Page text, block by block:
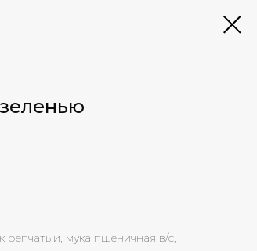
репчатый, мука пшеничная в/с,